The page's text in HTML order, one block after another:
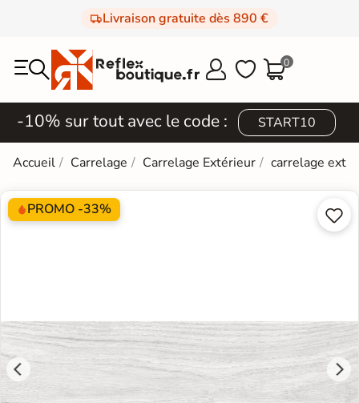
Livraison gratuite dès 890 €
  0
-10% sur tout avec le code : START10
Accueil Carrelage Carrelage Extérieur carrelage
PROMO -33% 
